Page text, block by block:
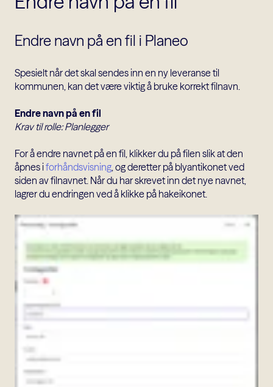
Endre navn på en fil i Planeo
Spesielt når det skal sendes inn en ny leveranse til
kommunen, kan det være viktig å bruke korrekt filnavn.
Endre navn på en fil
Krav til rolle: Planlegger
For å endre navnet på en fil, klikker du på filen slik at den
åpnes iforhåndsvisning, og deretter på blyantikonet ved
siden av filnavnet. Når du har skrevet inn det nye navnet,
lagrer du endringen ved å klikke på hakeikonet.